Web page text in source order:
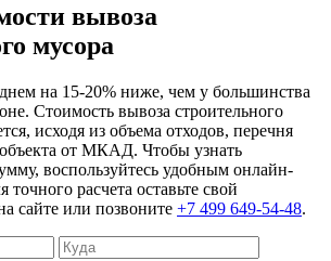
вывоза
мусора
на 15-20% ниже, чем у большинства
Стоимость вывоза строительного
исходя из объема отходов, перечня
объекта от МКАД. Чтобы узнать
воспользуйтесь удобным онлайн-
точного расчета оставьте свой
сайте или позвоните +7 499 649-54-48.